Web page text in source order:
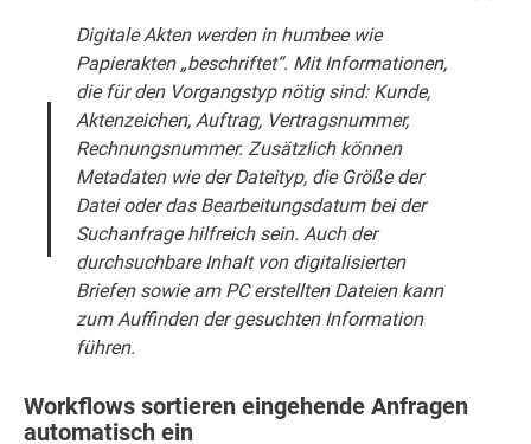
Digitale Akten werden in humbeewie
Papierakten „beschriftet“. Mit Informationen,
die für den Vorgangstyp nötig sind: Kunde,
Aktenzeichen, Auftrag, Vertragsnummer,
Rechnungsnummer. Zusätzlich können
Metadaten wie der Dateityp, die Größe der
Datei oder das Bearbeitungsdatum bei der
Suchanfrage hilfreich sein. Auch der
durchsuchbare Inhalt von digitalisierten
Briefen sowie am PC erstellten Dateien kann
zum Auffinden der gesuchten Information
führen.
Workflows sortieren eingehende Anfragen
automatisch ein